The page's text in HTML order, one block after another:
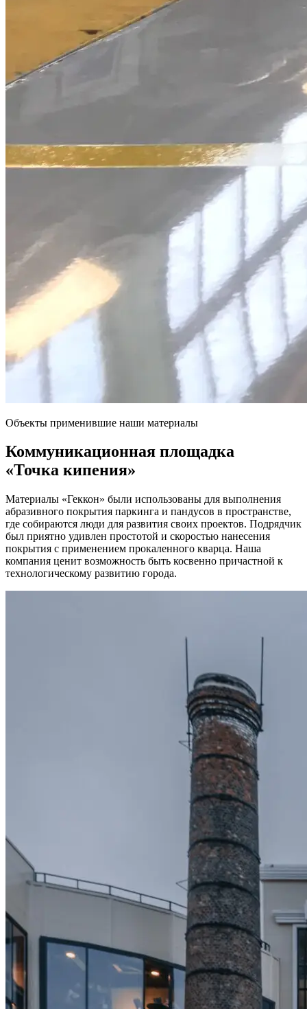
Объекты применившие наши материалы
Коммуникационная площадка
«Точка кипения»
Материалы «Геккон» были использованы для выполнения
абразивного покрытия паркинга и пандусов в пространстве,
где собираются люди для развития своих проектов. Подрядчик
был приятно удивлен простотой и скоростью нанесения
покрытия с применением прокаленного кварца. Наша
компания ценит возможность быть косвенно причастной к
технологическому развитию города.